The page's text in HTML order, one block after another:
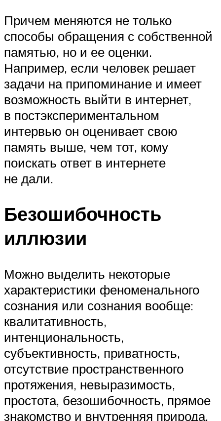
Причем меняются не только
способы обращения с собственной
памятью, но и ее оценки.
Например, если человек решает
задачи на припоминание и имеет
возможность выйти в интернет,
в постэкспериментальном
интервью он оценивает свою
память выше, чем тот, кому
поискать ответ в интернете
не дали.
Безошибочность
иллюзии
Можно выделить некоторые
характеристики феноменального
сознания или сознания вообще:
квалитативность,
интенциональность,
субъективность, приватность,
отсутствие пространственного
протяжения, невыразимость,
простота, безошибочность, прямое
знакомство и внутренняя природа.